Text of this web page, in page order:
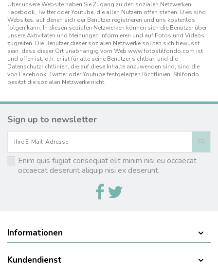
Über unsere Website haben Sie Zugang zu den sozialen Netzwerken
Facebook, Twitter oder Youtube, die allen Nutzern offen stehen. Dies sind
Websites, auf denen sich der Benutzer registrieren und uns kostenlos
folgen kann. In diesen sozialen Netzwerken können sich die Benutzer über
unsere Aktivitäten und Meinungen informieren und auf Fotos und Videos
zugreifen. Die Benutzer dieser sozialen Netzwerke sollten sich bewusst
sein, dass dieser Ort unabhängig vom Web www.fotostilfondo.com ist
und offen ist, d.h. er ist für alle seine Benutzer sichtbar, und die
Datenschutzrichtlinien, die auf diese Inhalte anzuwenden sind, sind die
von Facebook, Twitter oder Youtube festgelegten Richtlinien. Stilfondo
besitzt die sozialen Netzwerke nicht.
Sign up to newsletter
Enim quis fugiat consequat elit minim nisi eu occaecat
occaecat deserunt aliquip nisi ex deserunt.
Informationen
Kundendienst